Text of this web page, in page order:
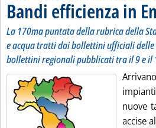
Bandi efficienza in
La 170ma puntata della rubrica della
e acqua tratti dai bollettini ufficiali delle
bollettini regionali pubblicati tra il 9 e il
nuove
accise